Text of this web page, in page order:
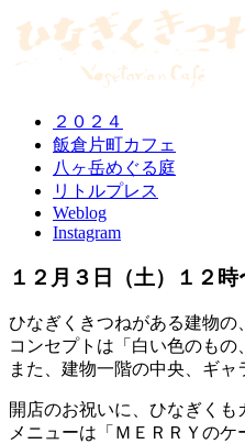
２０２４
飯倉片町カフェ
八ヶ岳めぐる庭
リトルプレス
Weblog
Instagram
１２月３日（土）１２
ひなぎくきつねがある建物の
コンセプトは「白い色のもの
また、建物一階の中央、ギャ
開店のお祝いに、ひなぎくも
メニューは「ＭＥＲＲＹのケ